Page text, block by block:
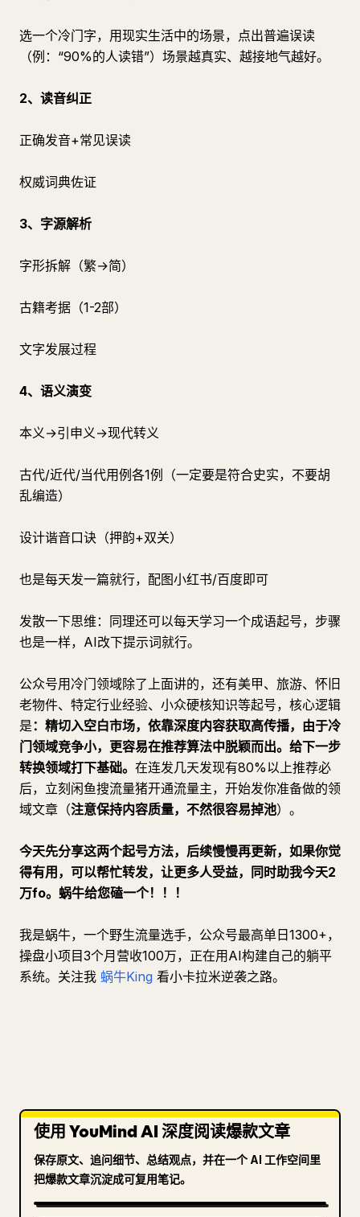
选一个冷门字，用现实生活中的场景，点出普遍误读
（例：“90%的人读错”）场景越真实、越接地气越好。
2、读音纠正
正确发音+常见误读
权威词典佐证
3、字源解析
字形拆解（繁→简）
古籍考据（1-2部）
文字发展过程
4、语义演变
本义→引申义→现代转义
古代/近代/当代用例各1例（一定要是符合史实，不要胡
乱编造）
设计谐音口诀（押韵+双关）
也是每天发一篇就行，配图小红书/百度即可
发散一下思维：同理还可以每天学习一个成语起号，步骤
也是一样，AI改下提示词就行。
公众号用冷门领域除了上面讲的，还有美甲、旅游、怀旧
老物件、特定行业经验、小众硬核知识等起号，核心逻辑
是：精切入空白市场，依靠深度内容获取高传播，由于冷
门领域竞争小，更容易在推荐算法中脱颖而出。给下一步
转换领域打下基础。 在连发几天发现有80%以上推荐必
后，立刻闲鱼搜流量猪开通流量主，开始发你准备做的领
域文章（注意保持内容质量，不然很容易掉池）。
今天先分享这两个起号方法，后续慢慢再更新，如果你觉
得有用，可以帮忙转发，让更多人受益，同时助我今天2
万fo。蜗牛给您磕一个！！！
我是蜗牛，一个野生流量选手，公众号最高单日1300+，
操盘小项目3个月营收100万，正在用AI构建自己的躺平
系统。关注我 蜗牛King 看小卡拉米逆袭之路。
使用 YouMind AI 深度阅读爆款文章
保存原文、追问细节、总结观点，并在一个 AI 工作空间里
把爆款文章沉淀成可复用笔记。